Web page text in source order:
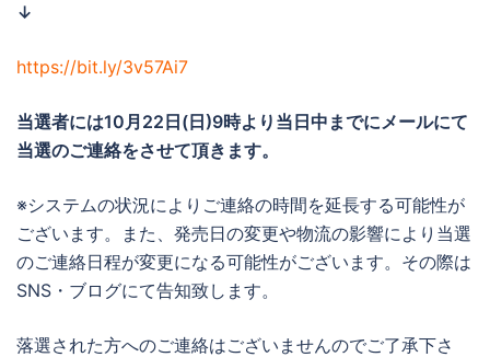
↓
https://bit.ly/3v57Ai7
当選者には10月22日(日)9時より当日中までにメールにて
当選のご連絡をさせて頂きます。
※システムの状況によりご連絡の時間を延長する可能性が
ございます。また、発売日の変更や物流の影響により当選
のご連絡日程が変更になる可能性がございます。その際は
SNS・ブログにて告知致します。
落選された方へのご連絡はございませんのでご了承下さ